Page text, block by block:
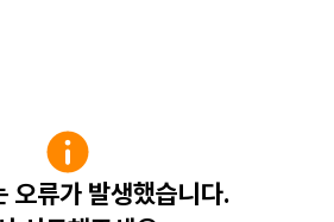
오류가 발생했습니다.